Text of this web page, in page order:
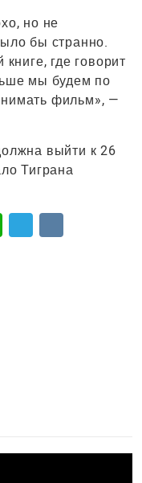
но не
бы странно.
где говорит
мы будем по
фильм», —
выйти к 26
Тиграна